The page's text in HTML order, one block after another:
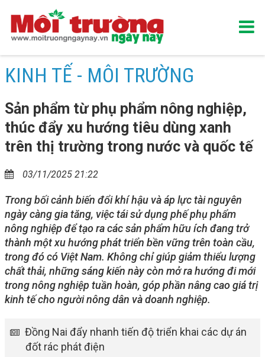
KINH TẾ - MÔI TRƯỜNG
Sản phẩm từ phụ phẩm nông nghiệp,
thúc đẩy xu hướng tiêu dùng xanh
trên thị trường trong nước và quốc tế
03/11/2025 21:22
Trong bối cảnh biến đổi khí hậu và áp lực tài nguyên
ngày càng gia tăng, việc tái sử dụng phế phụ phẩm
nông nghiệp để tạo ra các sản phẩm hữu ích đang trở
thành một xu hướng phát triển bền vững trên toàn cầu,
trong đó có Việt Nam. Không chỉ giúp giảm thiểu lượng
chất thải, những sáng kiến này còn mở ra hướng đi mới
trong nông nghiệp tuần hoàn, góp phần nâng cao giá trị
kinh tế cho người nông dân và doanh nghiệp.
Đồng Nai đẩy nhanh tiến độ triển khai các dự án
đốt rác phát điện